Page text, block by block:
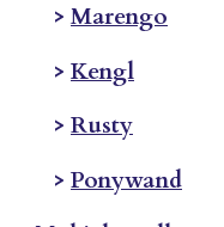
> Marengo
> Kengl
> Rusty
> Ponywand